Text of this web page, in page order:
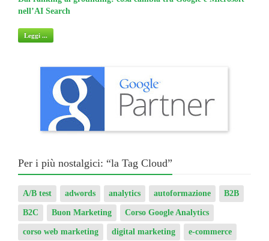
nell’AI Search
Per i più nostalgici: “la Tag Cloud”
A/B test adwords analytics autoformazione B2B
B2C Buon Marketing Corso Google Analytics
corso web marketing digital marketing